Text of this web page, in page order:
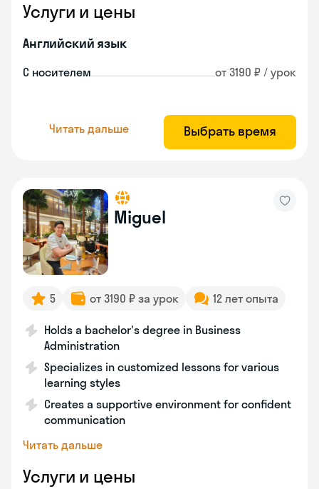
Услуги и цены
Английский язык
С носителем от 3190 ₽ / урок
Читать дальше Выбрать время
Miguel
5 от 3190 ₽ за урок 12 лет опыта
Holds a bachelor's degree in Business
Administration
Specializes in customized lessons for various
learning styles
Creates a supportive environment for confident
communication
Читать дальше
Услуги и цены